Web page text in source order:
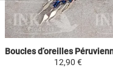
12,90 €